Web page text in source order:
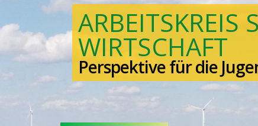
ARBEITSKREIS
WIRTSCHAFT
Perspektive für die